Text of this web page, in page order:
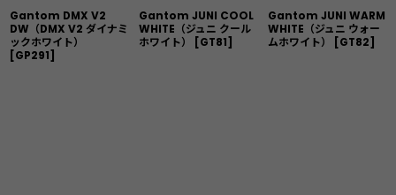
Gantom DMX V2
DW（DMX V2 ダイナミ
ックホワイト）
[GP291]
Gantom JUNI COOL
WHITE（ジュニ クール
ホワイト）
[GT81]
Gantom JUNI WARM
WHITE（ジュニ ウォー
ムホワイト）
[GT82]